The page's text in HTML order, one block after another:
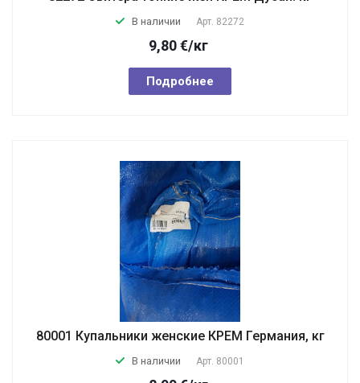
В наличии Арт. 82272
9,80€/кг
Подробнее
80001 Купальники женские КРЕМ Германия, кг
В наличии Арт. 80001